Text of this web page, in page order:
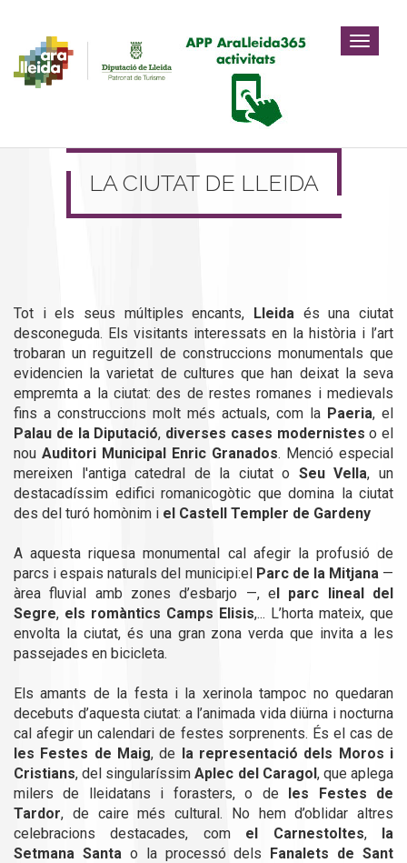
Toggle
LA CIUTAT DE LLEIDA
Tot i els seus múltiples encants, Lleida és una ciutat
desconeguda. Els visitants interessats en la història i l’art
trobaran un reguitzell de construccions monumentals que
evidencien la varietat de cultures que han deixat la seva
empremta a la ciutat: des de restes romanes i medievals
fins a construccions molt més actuals, com la Paeria, el
Palau de la Diputació, diverses cases modernistes o el
nou Auditori Municipal Enric Granados. Menció especial
mereixen l'antiga catedral de la ciutat o Seu Vella, un
destacadíssim edifici romanicogòtic que domina la ciutat
des del turó homònim i el Castell Templer de Gardeny
A aquesta riquesa monumental cal afegir la profusió de
parcs i espais naturals del municipi:el Parc de la Mitjana—
àrea fluvial amb zones d’esbarjo —, el parc lineal del
Segre, els romàntics Camps Elisis,... L’horta mateix, que
envolta la ciutat, és una gran zona verda que invita a les
passejades en bicicleta.
Els amants de la festa i la xerinola tampoc no quedaran
decebuts d’aquesta ciutat: a l’animada vida diürna i nocturna
cal afegir un calendari de festes sorprenents. És el cas de
les Festes de Maig, de la representació dels Moros i
Cristians, del singularíssimAplec del Caragol, que aplega
milers de lleidatans i forasters, o de les Festes de
Tardor, de caire més cultural. No hem d’oblidar altres
celebracions destacades, com el Carnestoltes, la
Setmana Santao la processó dels Fanalets de Sant